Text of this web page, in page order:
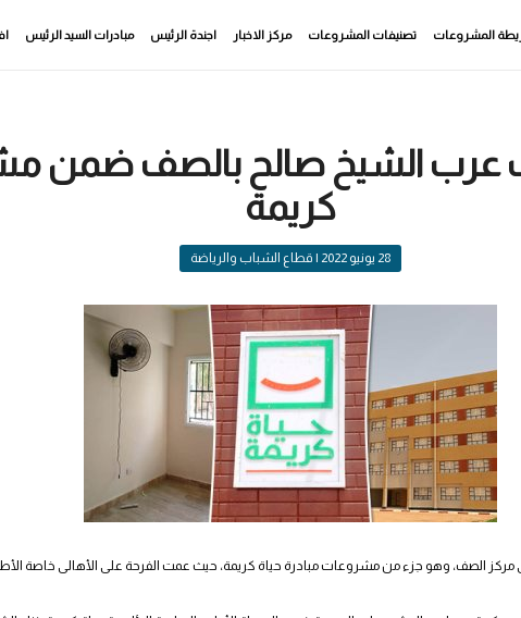
المشروعات تصنيفات المشروعات مركز الاخبار اجندة الرئيس مبادرات السيد الرئيس
عرب الشيخ صالح بالصف ضمن
كريمة
28 يونيو 2022 | قطاع الشباب والرياضة
الصف، وهو جزء من مشروعات مبادرة حياة كريمة، حيث عمت الفرحة على الأهالى خاصة